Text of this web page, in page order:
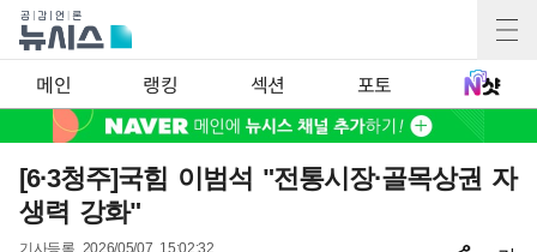
메인 랭킹 섹션 포토
[6·3청주]국힘 이범석 "전통시장·골목상권 자
생력 강화"
기사등록 2026/05/07 15:02:32